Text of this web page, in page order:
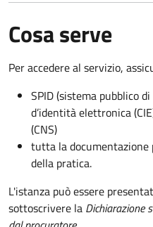
Cosa serve
Per accedere al servizio,
SPID (sistema pubblico
d’identità elettronica
(CNS)
tutta la documentazione
della pratica.
L'istanza può essere
sottoscrivere la Dichiarazione